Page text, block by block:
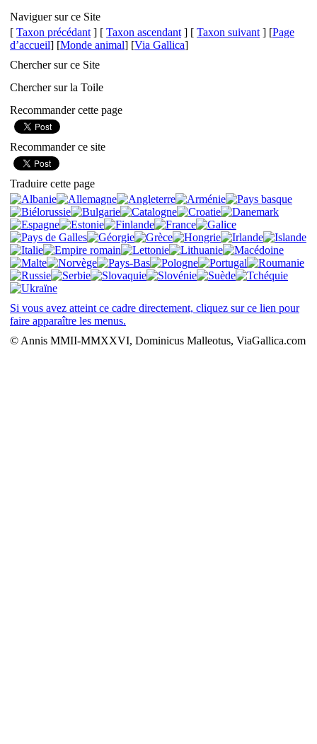
Naviguer sur ce Site
[ Taxon précédant ] [ Taxon ascendant ] [ Taxon suivant ] [Page
d’accueil] [Monde animal] [Via Gallica]
Chercher sur ce Site
Chercher sur la Toile
Recommander cette page
Recommander ce site
Traduire cette page
Si vous avez atteint ce cadre directement, cliquez sur ce lien pour
faire apparaître les menus.
© Annis MMII-MMXXVI, Dominicus Malleotus, ViaGallica.com